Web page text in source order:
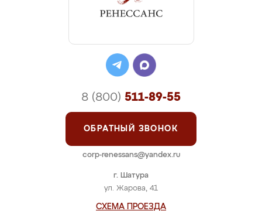
г. Шатура
ул. Жарова, 41
СХЕМА ПРОЕЗДА
8 (800) 511-89-55
ОБРАТНЫЙ ЗВОНОК
corp-renessans@yandex.ru